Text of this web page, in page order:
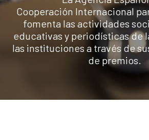
Cooperación Internacional
fomenta las actividades
educativas y periodísticas de
las instituciones a través de
de premios.